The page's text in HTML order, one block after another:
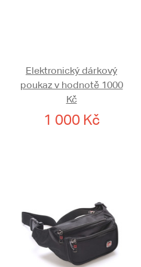
Elektronický dárkový
poukaz v hodnotě 1000
Kč
1 000 Kč